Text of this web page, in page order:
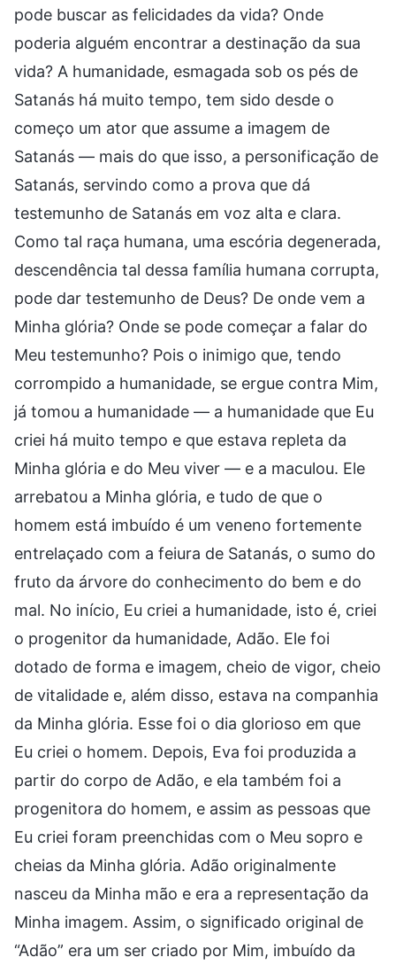
pode buscar as felicidades da vida? Onde
poderia alguém encontrar a destinação da sua
vida? A humanidade, esmagada sob os pés de
Satanás há muito tempo, tem sido desde o
começo um ator que assume a imagem de
Satanás — mais do que isso, a personificação de
Satanás, servindo como a prova que dá
testemunho de Satanás em voz alta e clara.
Como tal raça humana, uma escória degenerada,
descendência tal dessa família humana corrupta,
pode dar testemunho de Deus? De onde vem a
Minha glória? Onde se pode começar a falar do
Meu testemunho? Pois o inimigo que, tendo
corrompido a humanidade, se ergue contra Mim,
já tomou a humanidade — a humanidade que Eu
criei há muito tempo e que estava repleta da
Minha glória e do Meu viver — e a maculou. Ele
arrebatou a Minha glória, e tudo de que o
homem está imbuído é um veneno fortemente
entrelaçado com a feiura de Satanás, o sumo do
fruto da árvore do conhecimento do bem e do
mal. No início, Eu criei a humanidade, isto é, criei
o progenitor da humanidade, Adão. Ele foi
dotado de forma e imagem, cheio de vigor, cheio
de vitalidade e, além disso, estava na companhia
da Minha glória. Esse foi o dia glorioso em que
Eu criei o homem. Depois, Eva foi produzida a
partir do corpo de Adão, e ela também foi a
progenitora do homem, e assim as pessoas que
Eu criei foram preenchidas com o Meu sopro e
cheias da Minha glória. Adão originalmente
nasceu da Minha mão e era a representação da
Minha imagem. Assim, o significado original de
“Adão” era um ser criado por Mim, imbuído da